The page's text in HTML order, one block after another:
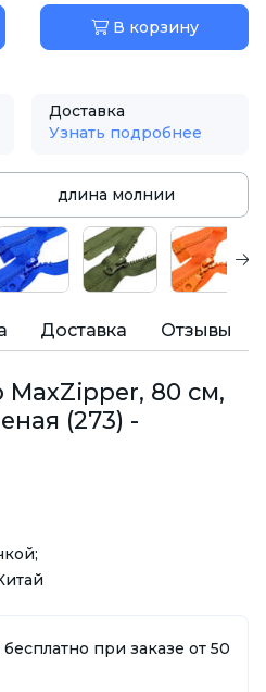
В корзину
Доставка
Узнать подробнее
длина молнии
Доставка Отзывы
80 см,
(273) -
при заказе от 50